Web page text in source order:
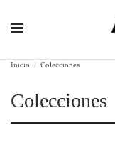
Inicio Colecciones
Colecciones